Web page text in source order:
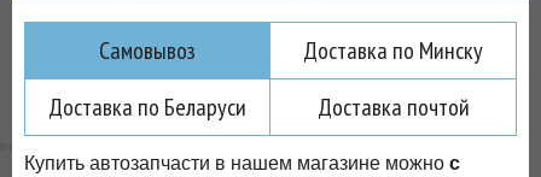
Самовывоз
Доставка по Минску
Доставка по Беларуси
Доставка почтой
Купить автозапчасти в нашем магазине можно с